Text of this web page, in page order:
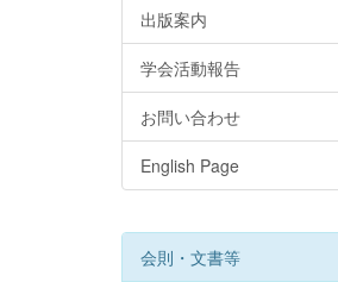
出版案内
学会活動報告
お問い合わせ
English Page
会則・文書等